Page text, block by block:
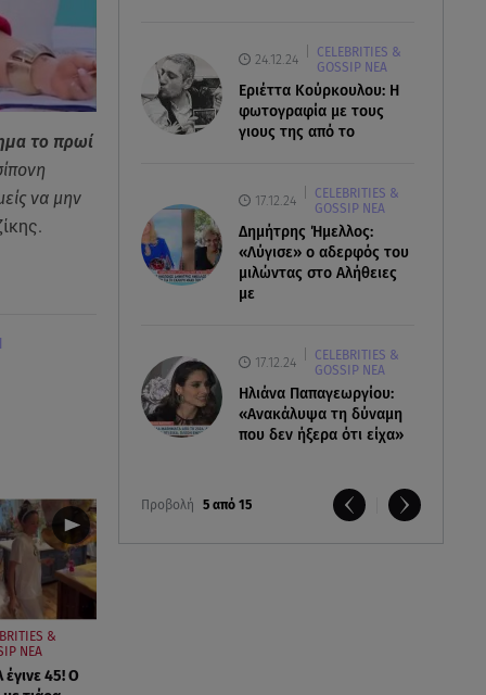
24.12.24
CELEBRITIES &
GOSSIP ΝΕΑ
Εριέττα Κούρκουλου: Η
φωτογραφία με τους
γιους της από το
17.12.24
CELEBRITIES &
GOSSIP ΝΕΑ
Δημήτρης Ήμελλος:
«Λύγισε» ο αδερφός του
μιλώντας στο Αλήθειες
με
17.12.24
CELEBRITIES &
GOSSIP ΝΕΑ
Ηλιάνα Παπαγεωργίου:
«Ανακάλυψα τη δύναμη
που δεν ήξερα ότι είχα»
Προβολή 5 από 15
το πρωί
να μην
&
ΝΕΑ
45! Ο